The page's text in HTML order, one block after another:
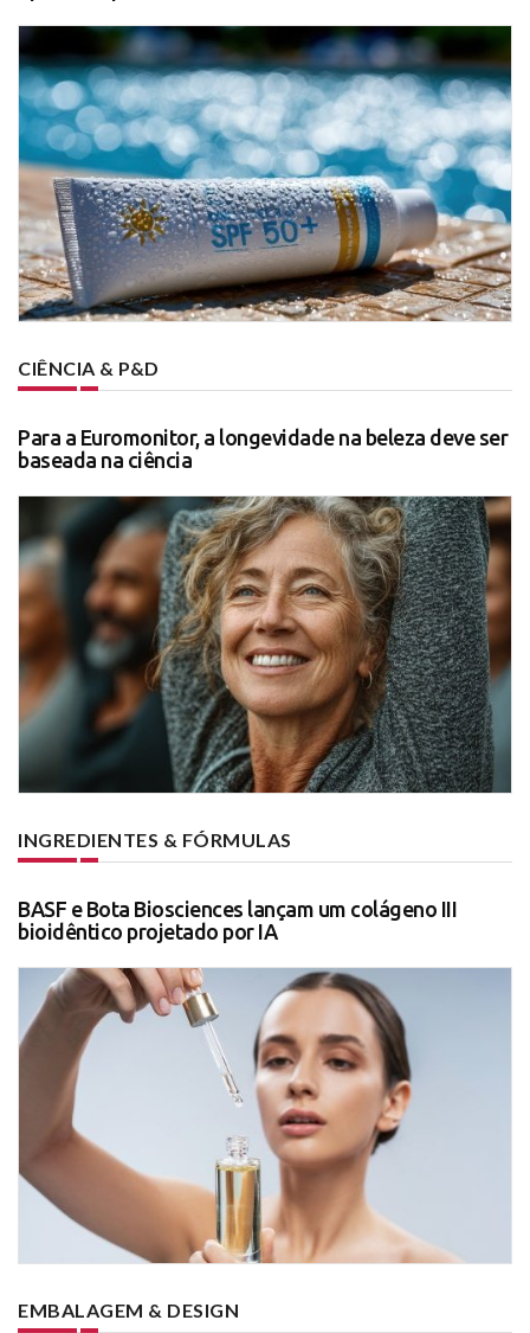
CIÊNCIA & P&D
Para a Euromonitor, a longevidade na beleza deve ser
baseada na ciência
INGREDIENTES & FÓRMULAS
BASF e Bota Biosciences lançam um colágeno III
bioidêntico projetado por IA
EMBALAGEM & DESIGN